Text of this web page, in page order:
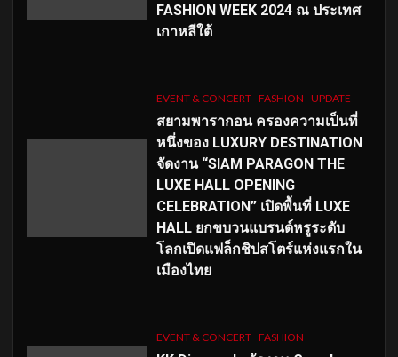
FASHION WEEK 2024 ณ ประเทศ
เกาหลีใต้
EVENT & CONCERT FASHION UPDATE
สยามพารากอน ครองความเป็นที่
หนึ่งของ LUXURY DESTINATION
จัดงาน “SIAM PARAGON THE
LUXE HALL OPENING
CELEBRATION” เปิดพื้นที่ LUXE
HALL ยกขบวนแบรนด์หรูระดับ
โลกเปิดแฟล็กชิปสโตร์แห่งแรกใน
เมืองไทย
EVENT & CONCERT FASHION